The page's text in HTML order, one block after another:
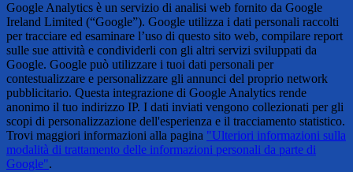
Google Analytics è un servizio di analisi web fornito da Google
Ireland Limited (“Google”). Google utilizza i dati personali raccolti
per tracciare ed esaminare l’uso di questo sito web, compilare report
sulle sue attività e condividerli con gli altri servizi sviluppati da
Google. Google può utilizzare i tuoi dati personali per
contestualizzare e personalizzare gli annunci del proprio network
pubblicitario. Questa integrazione di Google Analytics rende
anonimo il tuo indirizzo IP. I dati inviati vengono collezionati per gli
scopi di personalizzazione dell'esperienza e il tracciamento statistico.
Trovi maggiori informazioni alla pagina "Ulteriori informazioni sulla
modalità di trattamento delle informazioni personali da parte di
Google".